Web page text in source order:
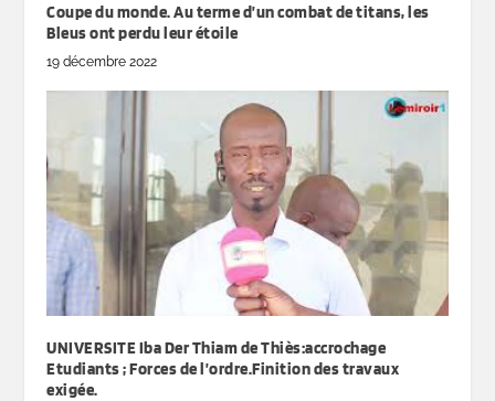
Coupe du monde. Au terme d’un combat de titans, les
Bleus ont perdu leur étoile
19 décembre 2022
UNIVERSITE Iba Der Thiam de Thiès:accrochage
Etudiants ; Forces de l’ordre.Finition des travaux
exigée.